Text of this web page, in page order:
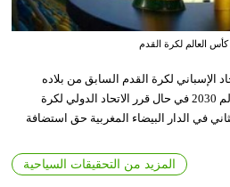
العالم لكرة القدم
الإسباني لكرة القدم السابق من بلاده
الانسحاب من استضافة كأس العالم 2030 في حال قرر الاتحاد الدولي لكرة
في الدار البيضاء المغربية حق استضافة
المزيد من التحقيقات السياحية